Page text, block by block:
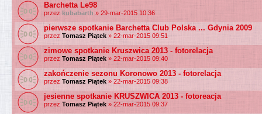
Barchetta Le98
przez kubabarth » 29-mar-2015 10:36
pierwsze spotkanie Barchetta Club Polska ... Gdynia 2009
przez Tomasz Piątek » 22-mar-2015 09:51
zimowe spotkanie Kruszwica 2013 - fotorelacja
przez Tomasz Piątek » 22-mar-2015 09:40
zakończenie sezonu Koronowo 2013 - fotorelacja
przez Tomasz Piątek » 22-mar-2015 09:38
jesienne spotkanie KRUSZWICA 2013 - fotoreacja
przez Tomasz Piątek » 22-mar-2015 09:37